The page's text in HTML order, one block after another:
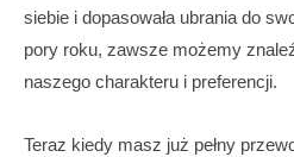
siebie i dopasowała ubrania do
pory roku, zawsze możemy
naszego charakteru i preferencji.
Teraz kiedy masz już pełny